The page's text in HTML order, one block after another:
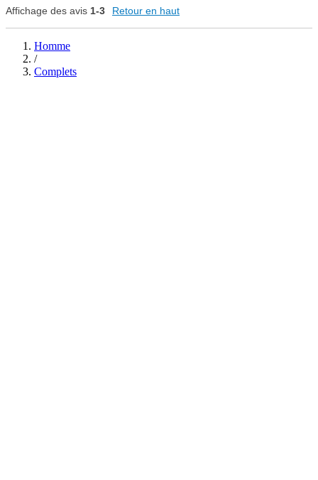
Overall size
Affichage des avis 1-3 Retour en haut
Homme
/
Complets